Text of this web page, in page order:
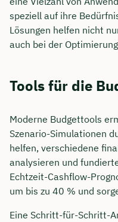
speziell auf ihre
Lösungen helfen nicht
auch bei der
Tools für die
Moderne Budgettools
Szenario-Simulationen
helfen, verschiedene
analysieren und
Echtzeit-Cashflow-
um bis zu 40 % und
Eine Schritt-für-Schritt-